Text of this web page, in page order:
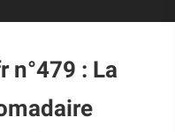
n°479 : La